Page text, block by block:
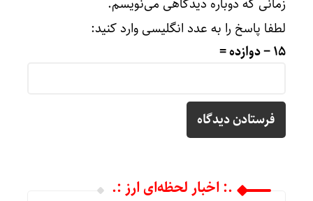
لطفا پاسخ را به عدد انگلیسی وارد کنید:
15 − دوازده =
.: اخبار لحظه‌ای ارز :.